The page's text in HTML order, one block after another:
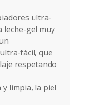
ultra-
leche-gel muy
fácil, que
respetando
y limpia, la piel